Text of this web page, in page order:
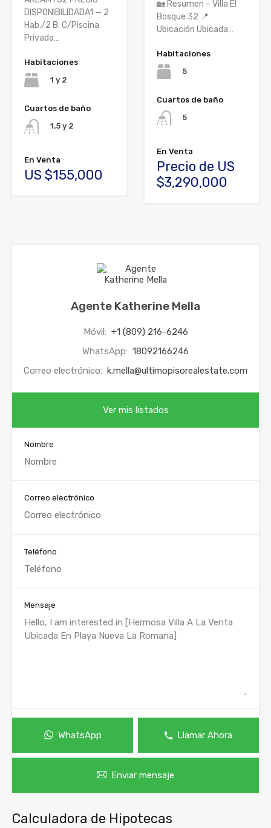
DISPONIBILIDADA1 — 2
Hab./2 B. C/Piscina
Privada…
Habitaciones
1 y 2
Cuartos de baño
1.5 y 2
En Venta
US $155,000
🏡 Resumen – Villa El
Bosque 32 📍
Ubicación Ubicada…
Habitaciones
5
Cuartos de baño
5
En Venta
Precio de US
$3,290,000
Agente Katherine Mella
Móvil: +1 (809) 216-6246
WhatsApp: 18092166246
Correo electrónico: k.mella@ultimopisorealestate.com
Ver mis listados
Nombre
Correo electrónico
Teléfono
Mensaje
WhatsApp Llamar Ahora
Enviar mensaje
Calculadora de Hipotecas